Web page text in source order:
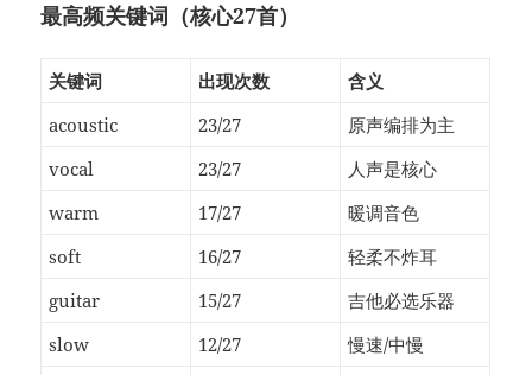
最高频关键词（核心27首）
关键词 出现次数
含义
acoustic
23/27
原声编排为主
vocal
23/27
人声是核心
warm
17/27
暖调音色
soft
16/27
轻柔不炸耳
guitar
15/27
吉他必选乐器
slow
12/27
慢速/中慢